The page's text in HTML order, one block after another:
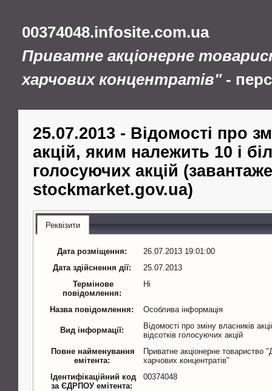
00374048.infosite.com.ua
Приватне акціонерне
харчових концентратів"-
25.07.2013 - Відомості про
акцій, яким належить 10 і
голосуючих акцій
stockmarket.gov.ua)
Реквізити
Дата розміщення:
26.07.2013 19:01:00
Дата здійснення дії:
25.07.2013
Термінове
повідомлення:
Ні
Назва повідомлення: Особлива інформація
Вид інформації:
Відомості про зміну власників
відсотків голосуючих акцій
Повне найменування
емітента:
Приватне акціонерне товариство
харчових концентратів"
Ідентифікаційний код
за ЄДРПОУ емітента:
00374048